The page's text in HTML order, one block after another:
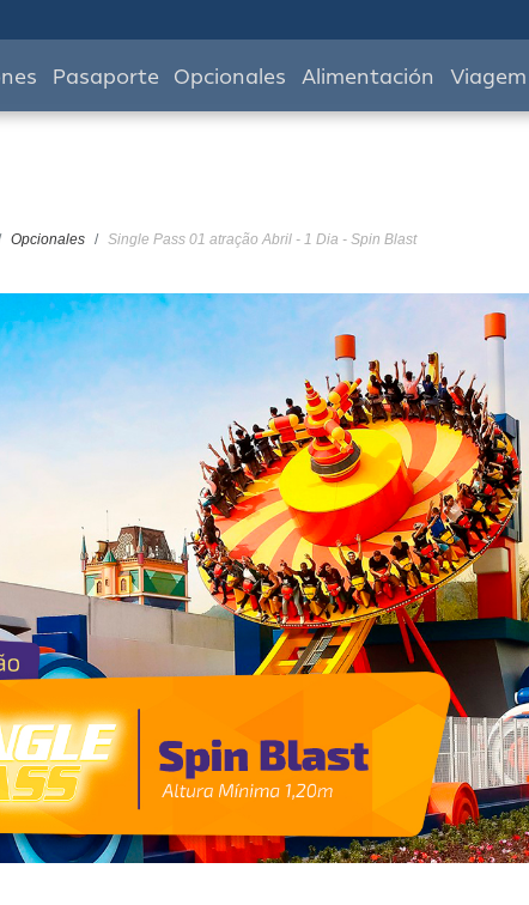
Pasaporte Opcionales Alimentación Viagem
Opcionales Single Pass 01 atração Abril - 1 Dia - Spin Blast